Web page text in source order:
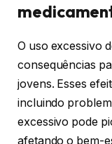
O uso excessivo
consequências
jovens. Esses
incluindo
excessivo pode
afetando o bem-